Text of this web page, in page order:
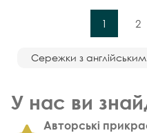
1 2
Сережки з
У нас ви
Авторські